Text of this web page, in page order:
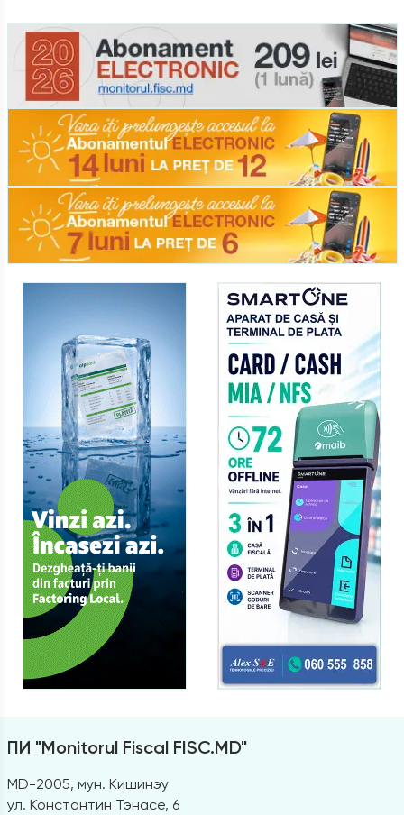
ПИ "Monitorul Fiscal FISC.MD"
MD-2005, мун. Кишинэу
ул. Константин Тэнасе, 6